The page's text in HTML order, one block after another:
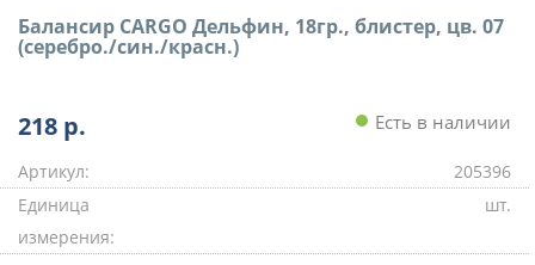
Балансир CARGO Дельфин, 18гр., блистер, цв. 07
(серебро./син./красн.)
218 р. Есть в наличии
Артикул:
205396
Единица
измерения:
шт.